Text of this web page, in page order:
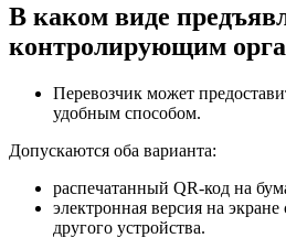
В каком виде
контролирующим
Перевозчик может
удобным способом.
Допускаются оба варианта:
распечатанный QR-код на
электронная версия на
другого устройства.